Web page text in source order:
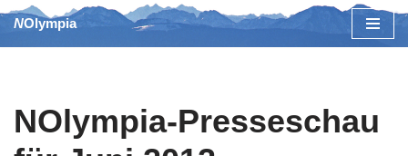
Zum
NOlympia
NOlympia-Presseschau